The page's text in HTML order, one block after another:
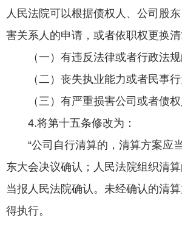
人民法院可以根据债权人、公司股
害关系人的申请，或者依职权更换清
（一）有违反法律或者行政法规
（二）丧失执业能力或者民事行
（三）有严重损害公司或者债权
4.将第十五条修改为：
“公司自行清算的，清算方案应
东大会决议确认；人民法院组织清
当报人民法院确认。未经确认的清
得执行。